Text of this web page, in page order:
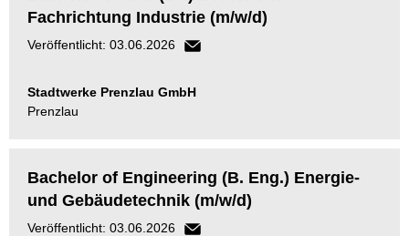
Fachrichtung Industrie (m/w/d)
Veröffentlicht: 03.06.2026
Stadtwerke Prenzlau GmbH
Prenzlau
Bachelor of Engineering (B. Eng.) Energie-
und Gebäudetechnik (m/w/d)
Veröffentlicht: 03.06.2026